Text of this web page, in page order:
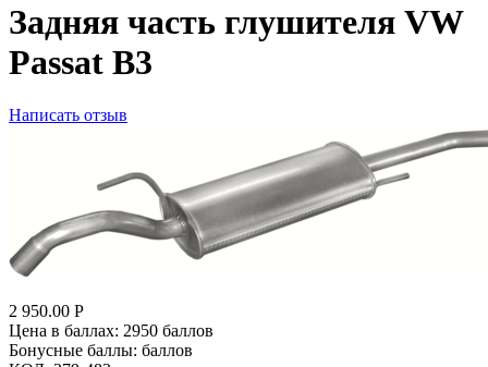
Задняя часть глушителя VW
Passat B3
Написать отзыв
2 950.00 Р
Цена в баллах: 2950 баллов
Бонусные баллы: баллов